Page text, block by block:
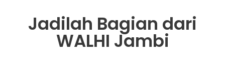
Jadilah Bagian dari
WALHI Jambi